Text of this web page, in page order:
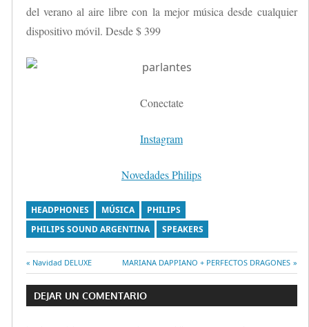
del verano al aire libre con la mejor música desde cualquier
dispositivo móvil. Desde $ 399
Conectate
Instagram
Novedades Philips
HEADPHONES MÚSICA
PHILIPS
PHILIPS SOUND ARGENTINA
SPEAKERS
Navegación
de
Entrada
anterior:
Navidad DELUXE
Entrada
siguiente:
MARIANA DAPPIANO + PERFECTOS DRAGONES
DEJAR UN COMENTARIO